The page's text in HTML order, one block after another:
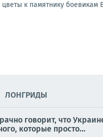
к памятнику боевикам
ЛОНГРИДЫ
говорит, что
которые просто...